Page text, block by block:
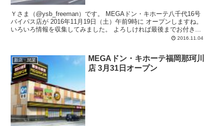
Ｙさま（@ysb_freeman）です。 MEGAドン・キホーテ八千代16号
バイパス店が 2016年11月19日（土）午前9時に オープンしますね。
いろいろ情報を収集してみました。 よろしければ最後までお付き...
2016.11.04
新店・開業
MEGAドン・キホーテ福岡那珂川
店 3月31日オープン